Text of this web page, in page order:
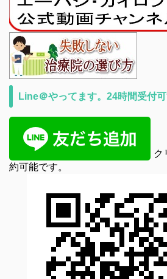
Line＠やってます。24時間受付可
ク
約可能です。